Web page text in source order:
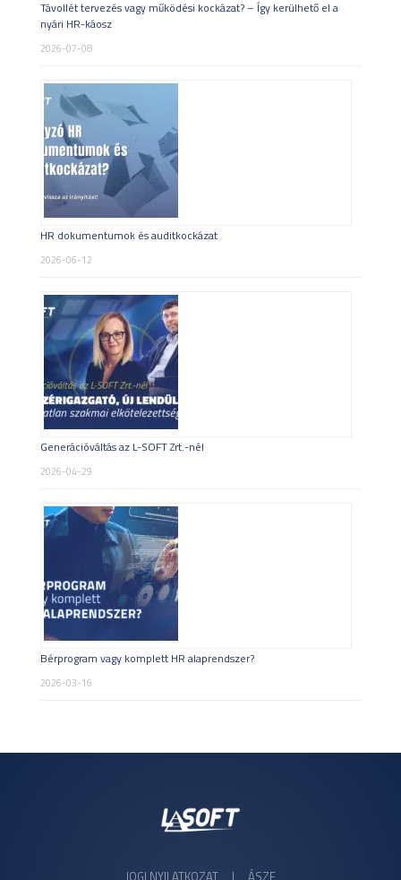
Távollét tervezés vagy működési kockázat? – Így kerülhető el a
nyári HR-káosz
2026-07-08
HR dokumentumok és auditkockázat
2026-06-12
Generációváltás az L-SOFT Zrt.-nél
2026-04-29
Bérprogram vagy komplett HR alaprendszer?
2026-03-16
JOGI NYILATKOZAT | ÁSZF